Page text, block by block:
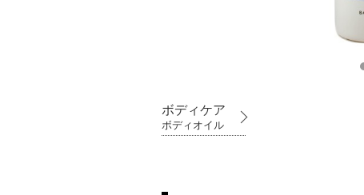
ボディケア
ボディオイル